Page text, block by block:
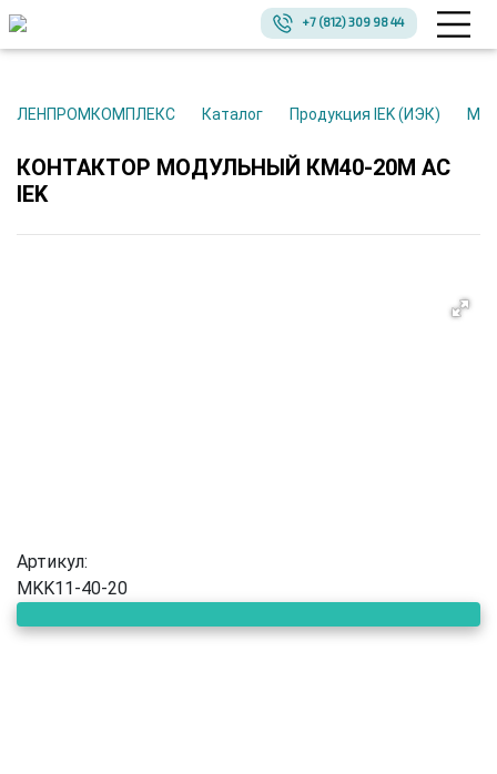
+7 (812) 309 98 44
ЛЕНПРОМКОМПЛЕКС Каталог Продукция IEK (ИЭК)
КОНТАКТОР МОДУЛЬНЫЙ КМ40-20М AC
IEK
Артикул:
MKK11-40-20